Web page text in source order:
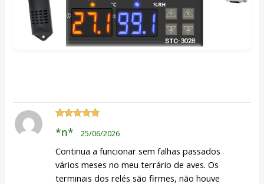
de 5
*n* 25/06/2026
Continua a funcionar sem falhas passados
vários meses no meu terrário de aves. Os
terminais dos relés são firmes, não houve